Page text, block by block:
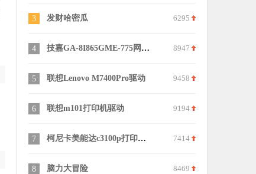
3 发财哈密瓜 6295
4 技嘉GA-8I865GME-775网卡驱动 8947
5 联想Lenovo M7400Pro驱动 9458
6 联想m101打印机驱动 9194
7 柯尼卡美能达c3100p打印机驱动 7414
8 脑力大冒险 8469